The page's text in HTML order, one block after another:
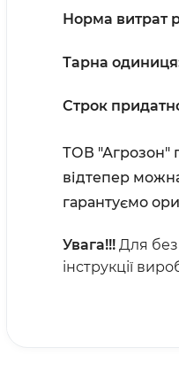
Норма витрат
Тарна
Строк
ТОВ "Агрозон"
відтепер
гарантуємо
Увага!!! Для
інструкції